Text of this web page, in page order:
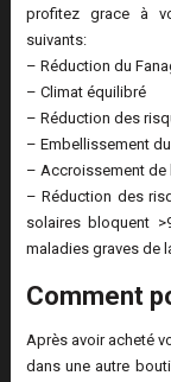
profitez grace à
suivants:
– Réduction du
– Climat équilibré
– Réduction des
– Embellissement
– Accroissement de
– Réduction des
solaires bloquent
maladies graves de
Comment
Après avoir acheté
dans une autre